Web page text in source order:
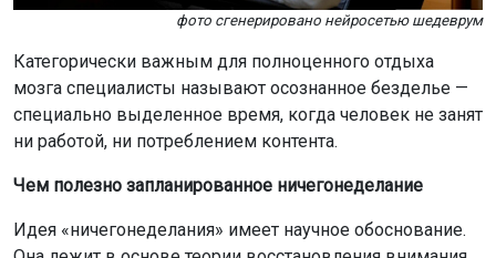
фото сгенерировано нейросетью шедеврум
Категорически важным для полноценного отдыха
мозга специалисты называют осознанное безделье —
специально выделенное время, когда человек не занят
ни работой, ни потреблением контента.
Чем полезно запланированное ничегонеделание
Идея «ничегонеделания» имеет научное обоснование.